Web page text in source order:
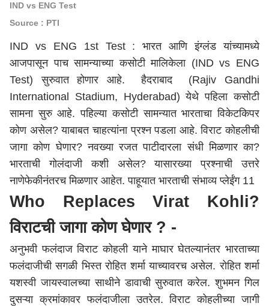
IND vs ENG Test
Source : PTI
IND vs ENG 1st Test : भारत आणि इंग्लंड यांच्यामध्ये
आजपासून पाच सामन्याच्या कसोटी मालिकेला (IND vs ENG
Test) सुरुवात होणार आहे. हैदराबाद (Rajiv Gandhi
International Stadium, Hyderabad) येथे पहिला कसोटी
सामना सुरु आहे. पहिल्या कसोटी सामन्यात भारताचा विकेटकिपर
कोण असेल? याबाबत चाहत्यांना प्रश्न पडला आहे. विराट कोहलीची
जागा कोण घेणार? नवख्या रजत पाटीदारला संधी मिळणार का?
भारताची गोलंदाजी कशी असेल? यासारख्या प्रश्नाची उत्तरे
नाणेफेकीनंतरच मिळणार आहेत. पाहूयात भारताची संभाव्य प्लेईंग 11
Who Replaces Virat Kohli?
विराटची जागा कोण घेणार ? -
अनुभवी फलंदाज विराट कोहली याने माघार घेतल्यानंतर भारताच्या
फलंदाजीची सगळी भिस्त रोहित शर्मा याच्यावरच असेल. रोहित शर्मा
यशस्वी जायस्वालच्या साथीने डावाची सुरुवात करेल. शुभमन गिल
दुसऱ्या क्रमांकावर फलंदाजीला उतरेल. विराट कोहलीच्या जागी